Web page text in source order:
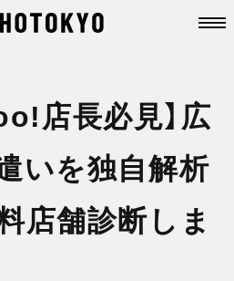
店長必見】広
いを独自解析
店舗診断しま